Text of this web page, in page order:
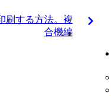
刷する方法。複
合機編